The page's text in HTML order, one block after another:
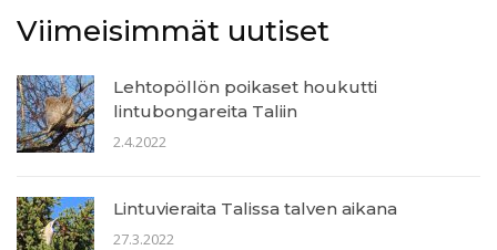
Viimeisimmät uutiset
Lehtopöllön poikaset houkutti
lintubongareita Taliin
2.4.2022
Lintuvieraita Talissa talven aikana
27.3.2022